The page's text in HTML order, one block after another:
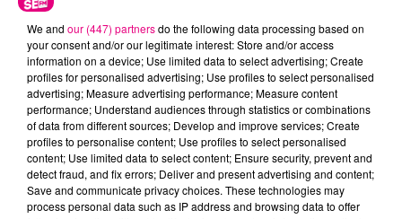
Cancer Lion Vierge
We and our (447) partnersdo the following data processing based on
your consent and/or our legitimate interest: Store and/or access
information on a device; Use limited data to select advertising; Create
profiles for personalised advertising; Use profiles to select personalised
advertising; Measure advertising performance; Measure content
performance; Understand audiences through statistics or combinations
of data from different sources; Develop and improve services; Create
profiles to personalise content; Use profiles to select personalised
content; Use limited data to select content; Ensure security, prevent and
detect fraud, and fix errors; Deliver and present advertising and content;
Save and communicate privacy choices. These technologies may
process personal data such as IP address and browsing data to offer